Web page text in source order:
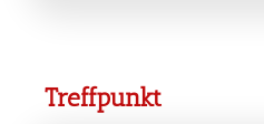
Treffpunkt